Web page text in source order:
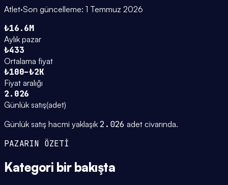
Atlet·Son güncelleme: 1 Temmuz 2026
₺16.6M
Aylık pazar
₺433
Ortalama fiyat
₺100–₺2K
Fiyat aralığı
2.026
Günlük satış(adet)
Günlük satış hacmi yaklaşık 2.026 adet civarında.
PAZARIN ÖZETİ
Kategori bir bakışta